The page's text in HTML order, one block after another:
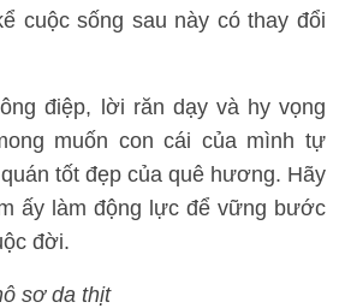
cuộc sống sau này có thay đổi
điệp, lời răn dạy và hy vọng
muốn con cái của mình tự
tốt đẹp của quê hương. Hãy
ấy làm động lực để vững bước
đời.
sơ da thịt